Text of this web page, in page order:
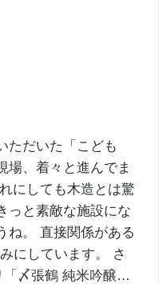
ただいた「こども
場、着々と進んでま
にしても木造とは驚
っと素敵な施設にな
ね。 直接関係がある
にしています。 さ
「〆張鶴 純米吟醸…